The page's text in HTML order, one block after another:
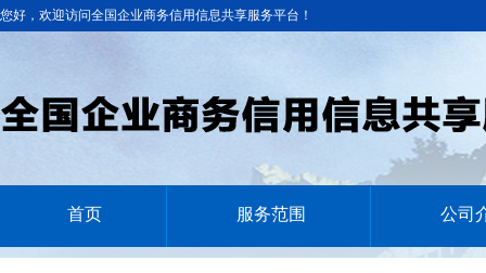
您好，欢迎访问全国企业商务信用信息共享服务平台！
首页 服务范围 公司